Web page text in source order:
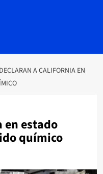
DECLARAN A CALIFORNIA EN
en estado
químico